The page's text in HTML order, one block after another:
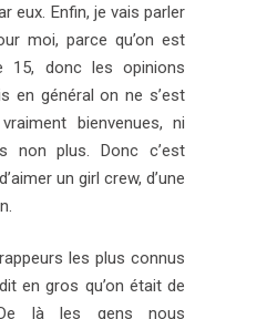
eux. Enfin, je vais parler
moi, parce qu’on est
15, donc les opinions
en général on ne s’est
bienvenues, ni
non plus. Donc c’est
un girl crew, d’une
les plus connus
en gros qu’on était de
là les gens nous